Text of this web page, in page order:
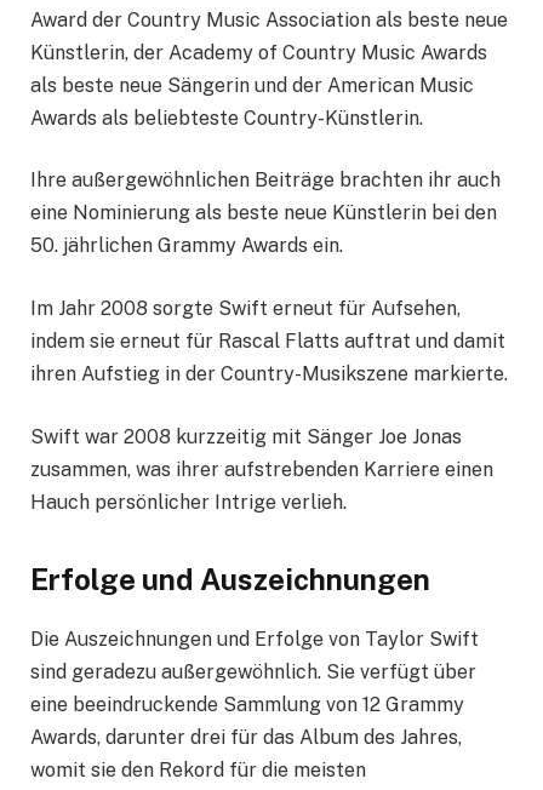
Award der Country Music Association als beste neue
Künstlerin, der Academy of Country Music Awards
als beste neue Sängerin und der American Music
Awards als beliebteste Country-Künstlerin.
Ihre außergewöhnlichen Beiträge brachten ihr auch
eine Nominierung als beste neue Künstlerin bei den
50. jährlichen Grammy Awards ein.
Im Jahr 2008 sorgte Swift erneut für Aufsehen,
indem sie erneut für Rascal Flatts auftrat und damit
ihren Aufstieg in der Country-Musikszene markierte.
Swift war 2008 kurzzeitig mit Sänger Joe Jonas
zusammen, was ihrer aufstrebenden Karriere einen
Hauch persönlicher Intrige verlieh.
Erfolge und Auszeichnungen
Die Auszeichnungen und Erfolge von Taylor Swift
sind geradezu außergewöhnlich. Sie verfügt über
eine beeindruckende Sammlung von 12 Grammy
Awards, darunter drei für das Album des Jahres,
womit sie den Rekord für die meisten